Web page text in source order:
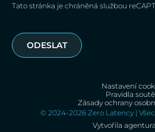
Tato stránka je chráněná službou
ODESLAT
Zásady ochrany
Pravidla
Nastavení
© 2024-2026 Zero Latency |
Vytvořila agentura